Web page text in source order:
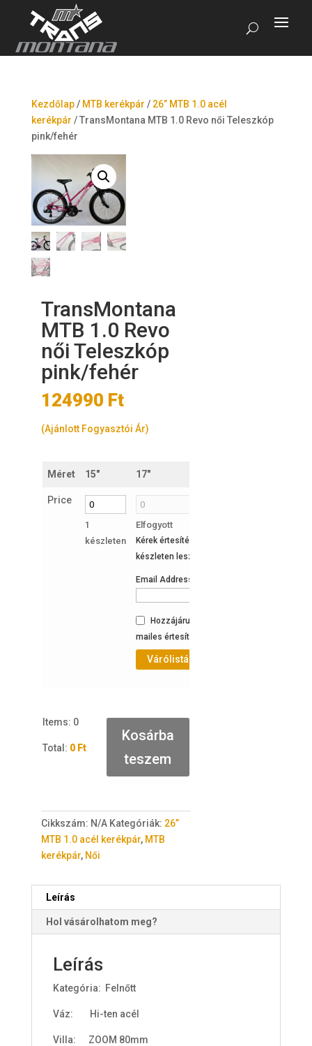
Kezdőlap/ MTB kerékpár / 26” MTB 1.0 acél
kerékpár /TransMontana MTB 1.0 Revo női Teleszkóp
pink/fehér
TransMontana
MTB 1.0 Revo
női Teleszkóp
pink/fehér
124990 Ft
(Ajánlott Fogyasztói Ár)
Méret 15" 17"
Price
1
készleten
Elfogyott
Kérek értesítést, ha ismét
készleten lesz a termék:
Email Address
Hozzájárulok az e-
mailes értesítéshez.
Várólistához adás
Items: 0
Total : 0 Ft
e
m
s
.
o
u
Kosárba
teszem
Cikkszám: N/A Kategóriák: 26”
MTB 1.0 acél kerékpár, MTB
kerékpár, Női
Leírás
Hol vásárolhatom meg?
Leírás
Kategória: Felnőtt
Váz: Hi-ten acél
Villa: ZOOM 80mm